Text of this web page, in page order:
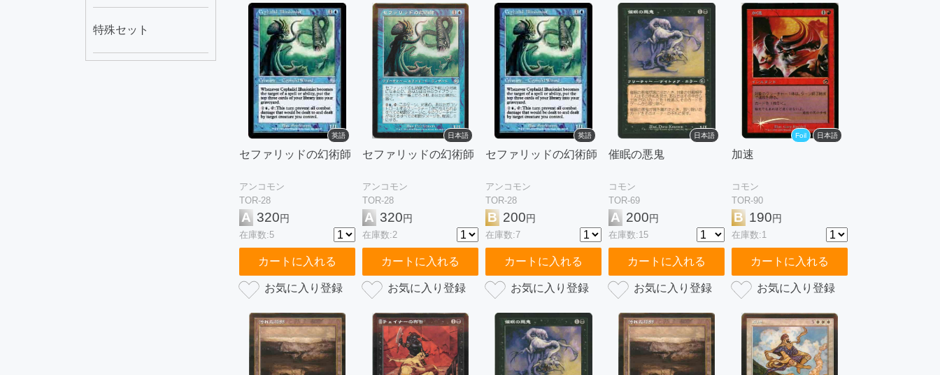
特殊セット
英語
セファリッドの幻術師
アンコモン
TOR-28
A 320円
在庫数:5
カートに入れる
日本語
セファリッドの幻術師
アンコモン
TOR-28
A 320円
在庫数:2
カートに入れる
英語
セファリッドの幻術師
アンコモン
TOR-28
B 200円
在庫数:7
カートに入れる
日本語
催眠の悪鬼
コモン
TOR-69
A 200円
在庫数:15
カートに入れる
Foil 日本語
加速
コモン
TOR-90
B 190円
在庫数:1
カートに入れる